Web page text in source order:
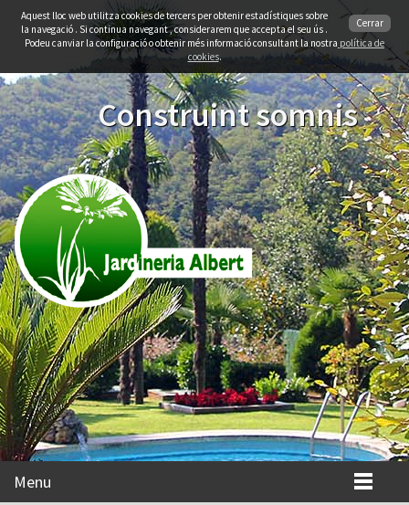
Construint somnis
Menu
Cerrar
Aquest lloc web utilitza cookies de tercers per obtenir estadístiques sobre
la navegació . Si continua navegant , considerarem que accepta el seu ús .
Podeu canviar la configuració o obtenir més informació consultant la nostra política de
cookies.